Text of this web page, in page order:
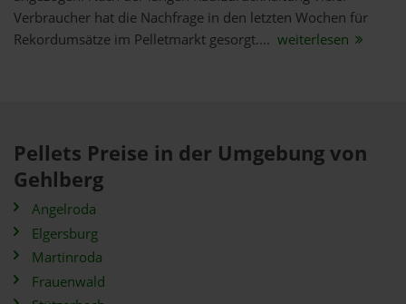
Verbraucher hat die Nachfrage in den letzten Wochen für
Rekordumsätze im Pelletmarkt gesorgt.... weiterlesen
Pellets Preise in der Umgebung von
Gehlberg
Angelroda
Elgersburg
Martinroda
Frauenwald